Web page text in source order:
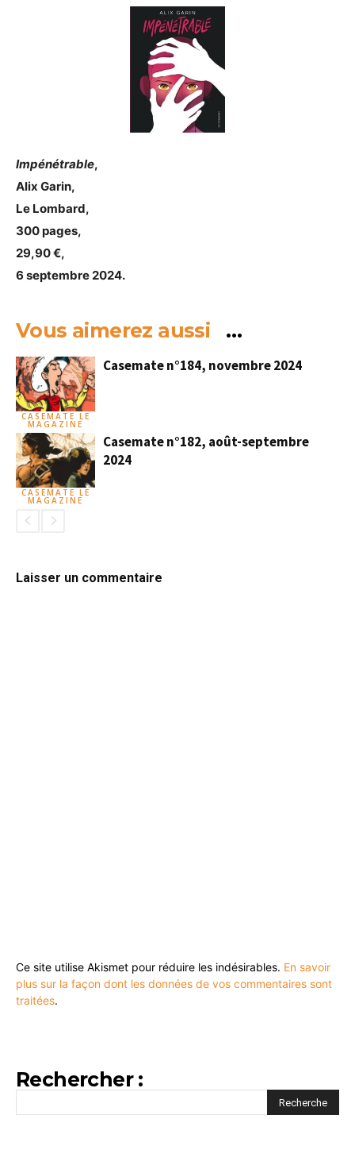
Impénétrable,
Alix Garin,
Le Lombard,
300 pages,
29,90 €,
6 septembre 2024.
Vous aimerez aussi …
CASEMATE LE
MAGAZINE
Casemate n°184, novembre 2024
CASEMATE LE
MAGAZINE
Casemate n°182, août-septembre
2024
Laisser un commentaire
Ce site utilise Akismet pour réduire les indésirables. En savoir
plus sur la façon dont les données de vos commentaires sont
traitées.
Rechercher :